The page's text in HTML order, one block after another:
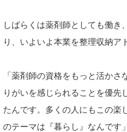
しばらくは薬剤師としても働
り、いよいよ本業を整理収納ア
「薬剤師の資格をもっと活か
りがいを感じられることを優
たんです。多くの人にもこの楽
のテーマは『暮らし』なんです